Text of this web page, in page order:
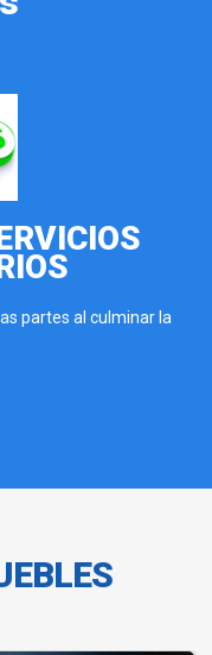
partes al culminar la